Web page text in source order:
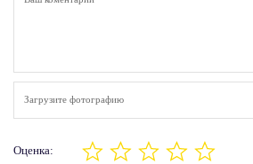
Загрузите фотографию
Оценка: